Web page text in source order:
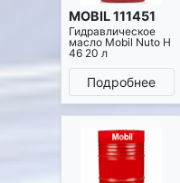
MOBIL 111451
Гидравлическое
масло Mobil Nuto H
46 20 л
Подробнее